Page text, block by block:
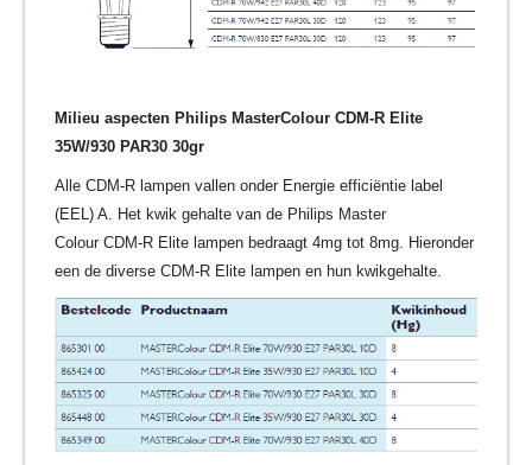
Milieu aspecten Philips MasterColour CDM-R Elite
35W/930 PAR30 30gr
Alle CDM-R lampen vallen onder Energie efficiëntie label
(EEL) A. Het kwik gehalte van de Philips Master
Colour CDM-R Elite lampen bedraagt 4mg tot 8mg. Hieronder
een de diverse CDM-R Elite lampen en hun kwikgehalte.